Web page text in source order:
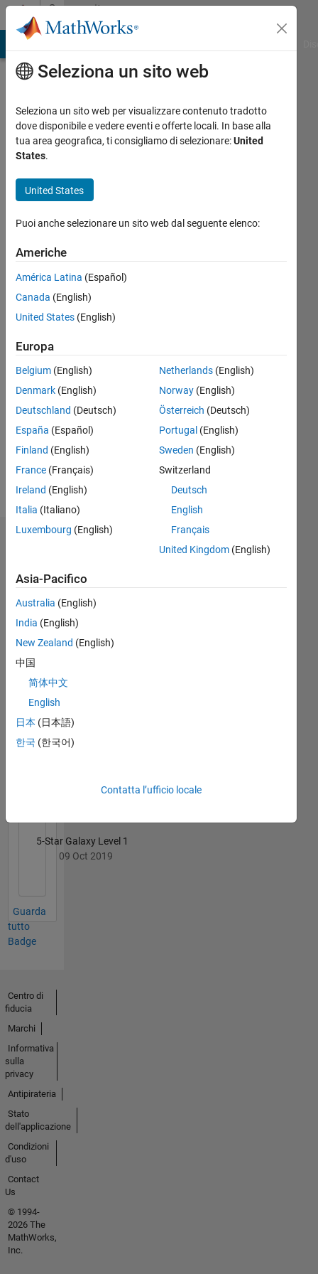
Vai al contenutoCommunity
Profile
Dave
Kellow
Bedford
Inst
Oceanography
Attivo
dal 2006
Followers:
Following:
Follow
Messaggio
Professional
Interests:
Kellow's
File
Exchange
Badge
Tutto
First Submission
5-Star Galaxy Level 1
09 Oct 2019
Guarda
tutto
Badge
Seleziona un sito web
Seleziona un sito web per visualizzare contenuto tradotto
dove disponibile e vedere eventi e offerte locali. In base alla
tua area geografica, ti consigliamo di selezionare:United
States.
United States
Puoi anche selezionare un sito web dal seguente elenco:
Americhe
América Latina (Español)
Canada (English)
United States (English)
Europa
Belgium (English)
Denmark (English)
Deutschland (Deutsch)
España (Español)
Finland (English)
France (Français)
Ireland (English)
Italia (Italiano)
Luxembourg (English)
Netherlands(English)
Norway(English)
Österreich (Deutsch)
Portugal (English)
Sweden (English)
Switzerland
Deutsch
English
Français
United Kingdom(English)
Asia-Pacifico
Australia (English)
India (English)
New Zealand (English)
中国
简体中文
English
日本 (日本語)
한국 (한국어)
Contatta l’ufficio locale
Centro di
fiducia
Marchi
Informativa
sulla
privacy
Antipirateria
Stato
dell'applicazione
Condizioni
d'uso
Contact
Us
© 1994-
2026 The
MathWorks,
Inc.